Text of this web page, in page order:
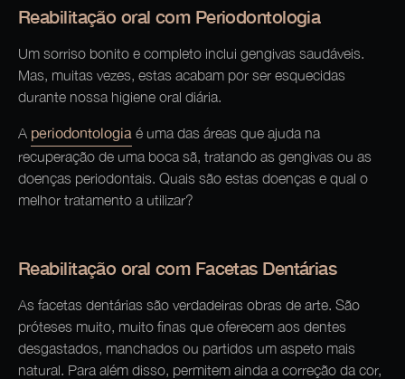
Reabilitação oral com Periodontologia
Um sorriso bonito e completo inclui gengivas saudáveis.
Mas, muitas vezes, estas acabam por ser esquecidas
durante nossa higiene oral diária.
A periodontologia é uma das áreas que ajuda na
recuperação de uma boca sã, tratando as gengivas ou as
doenças periodontais. Quais são estas doenças e qual o
melhor tratamento a utilizar?
Reabilitação oral com Facetas Dentárias
As facetas dentárias são verdadeiras obras de arte. São
próteses muito, muito finas que oferecem aos dentes
desgastados, manchados ou partidos um aspeto mais
natural. Para além disso, permitem ainda a correção da cor,